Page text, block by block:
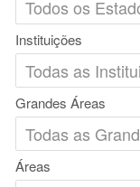
Instituições
Grandes Áreas
Áreas